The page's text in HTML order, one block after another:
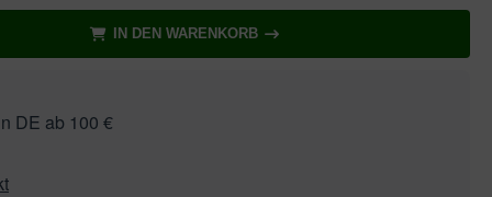
IN DEN WARENKORB
DE ab 100 €